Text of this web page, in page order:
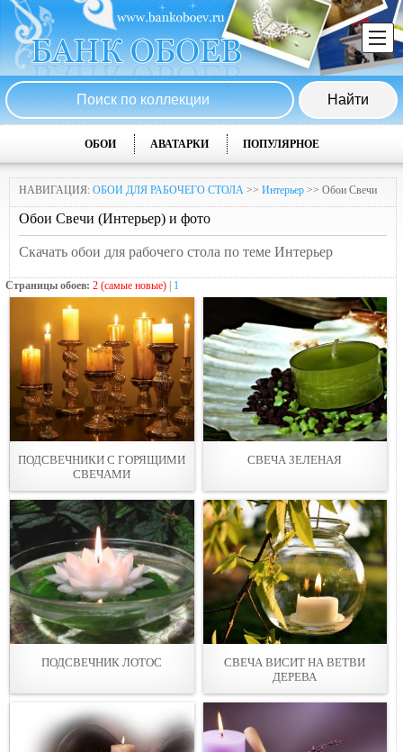
ОБОИ АВАТАРКИ ПОПУЛЯРНОЕ
НАВИГАЦИЯ: ОБОИ ДЛЯ РАБОЧЕГО СТОЛА >> Интерьер >> Обои Свечи
Обои Свечи (Интерьер) и фото
Скачать обои для рабочего стола по теме Интерьер
Страницы обоев: 2 (самые новые) 1
ПОДСВЕЧНИКИ С ГОРЯЩИМИ
СВЕЧАМИ
СВЕЧА ЗЕЛЕНАЯ
ПОДСВЕЧНИК ЛОТОС
СВЕЧА ВИСИТ НА ВЕТВИ
ДЕРЕВА